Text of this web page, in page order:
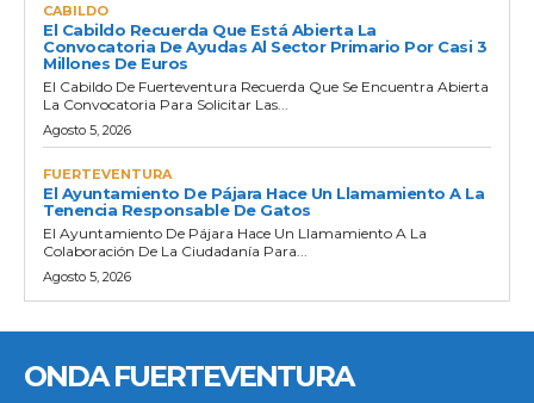
CABILDO
El Cabildo Recuerda Que Está Abierta La
Convocatoria De Ayudas Al Sector Primario Por Casi 3
Millones De Euros
El Cabildo De Fuerteventura Recuerda Que Se Encuentra Abierta
La Convocatoria Para Solicitar Las...
Agosto 5, 2026
FUERTEVENTURA
El Ayuntamiento De Pájara Hace Un Llamamiento A La
Tenencia Responsable De Gatos
El Ayuntamiento De Pájara Hace Un Llamamiento A La
Colaboración De La Ciudadanía Para...
Agosto 5, 2026
ONDA FUERTEVENTURA